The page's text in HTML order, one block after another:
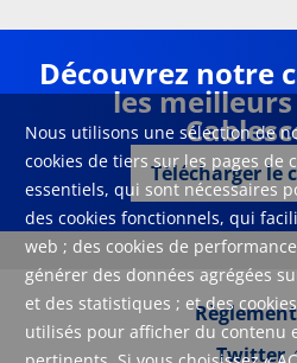
Nous utilisons une sélection de
cookies de tiers sur les pages de
essentiels, qui sont nécessaires
des cookies fonctionnels, qui
web ; des cookies de
générer des données agrégées
et des statistiques ; et des
utilisés pour afficher du contenu
Découvrez notre
les
Télécharger le
Règlement
Twitter